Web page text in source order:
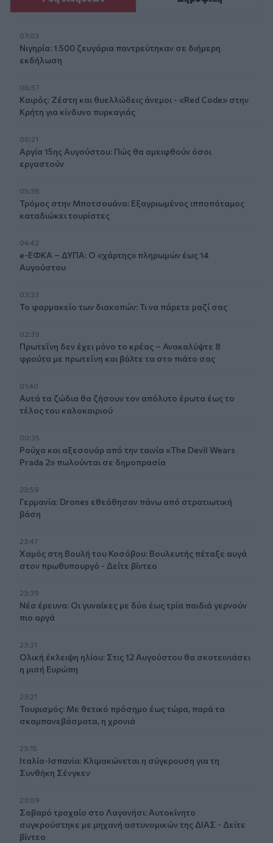
07:03
Νιγηρία: 1.500 ζευγάρια παντρεύτηκαν σε διήμερη
εκδήλωση
06:57
Καιρός: Ζέστη και θυελλώδεις άνεμοι - «Red Code» στην
Κρήτη για κίνδυνο πυρκαγιάς
06:21
Αργία 15ης Αυγούστου: Πώς θα αμειφθούν όσοι
εργαστούν
05:38
Τρόμος στην Μποτσουάνα: Εξαγριωμένος ιπποπόταμος
καταδιώκει τουρίστες
04:42
e-ΕΦΚΑ – ΔΥΠΑ: Ο «χάρτης» πληρωμών έως 14
Αυγούστου
03:33
Το φαρμακείο των διακοπών: Τι να πάρετε μαζί σας
02:39
Πρωτεΐνη δεν έχει μόνο το κρέας – Ανακαλύψτε 8
φρούτα με πρωτεΐνη και βάλτε τα στο πιάτο σας
01:40
Αυτά τα ζώδια θα ζήσουν τον απόλυτο έρωτα έως το
τέλος του καλοκαιριού
00:35
Ρούχα και αξεσουάρ από την ταινία «The Devil Wears
Prada 2» πωλούνται σε δημοπρασία
23:59
Γερμανία: Drones εθεάθησαν πάνω από στρατιωτική
βάση
23:47
Χαμός στη Βουλή του Κοσόβου: Βουλευτής πέταξε αυγά
στον πρωθυπουργό - Δείτε βίντεο
23:39
Νέα έρευνα: Οι γυναίκες με δύο έως τρία παιδιά γερνούν
πιο αργά
23:31
Ολική έκλειψη ηλίου: Στις 12 Αυγούστου θα σκοτεινιάσει
η μισή Ευρώπη
23:21
Τουρισμός: Με θετικό πρόσημο έως τώρα, παρά τα
σκαμπανεβάσματα, η χρονιά
23:15
Ιταλία-Ισπανία: Κλιμακώνεται η σύγκρουση για τη
Συνθήκη Σένγκεν
23:09
Σοβαρό τροχαίο στο Λαγονήσι: Αυτοκίνητο
συγκρούστηκε με μηχανή αστυνομικών της ΔΙΑΣ - Δείτε
βίντεο